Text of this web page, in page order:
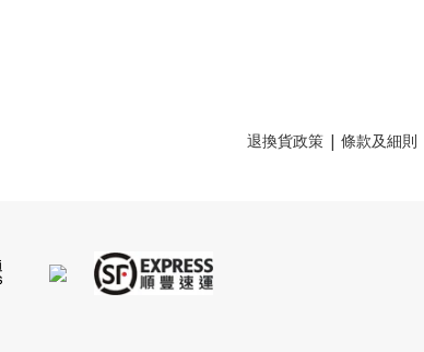
退換貨政策| 條款及細則